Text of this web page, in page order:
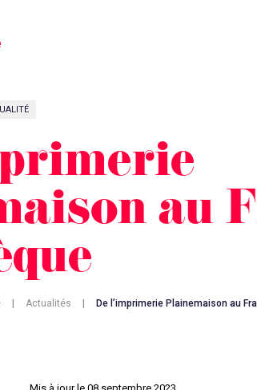
au
Actualités De l’imprimerie Plainemaison au